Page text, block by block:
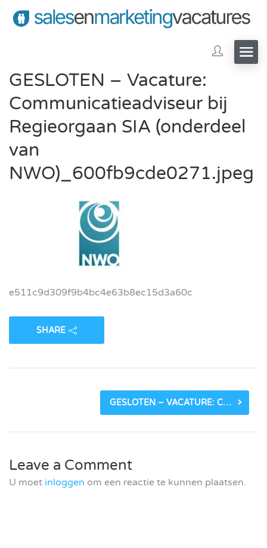
GESLOTEN – Vacature:
Communicatieadviseur bij
Regieorgaan SIA (onderdeel
van
NWO)_600fb9cde0271.jpeg
e511c9d309f9b4bc4e63b8ec15d3a60c
SHARE
GESLOTEN – VACATURE: COMMUNICATIEADVISEUR BIJ REGIEORGAAN SIA (ONDERDEEL VAN NWO)_600FB9CDE0271.JPEG
Leave a Comment
U moet inloggen om een reactie te kunnen plaatsen.